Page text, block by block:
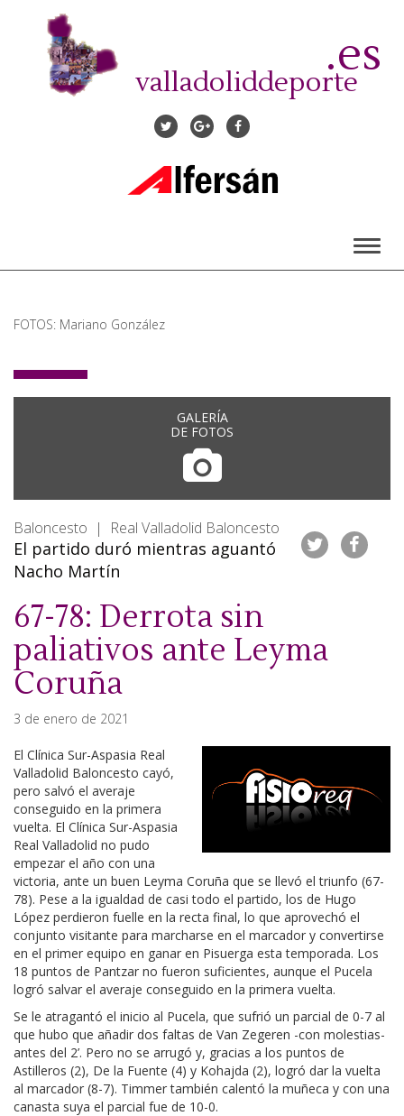
contenido
valladoliddeporte
.es
FOTOS: Mariano González
GALERÍA
DE FOTOS
Baloncesto | Real Valladolid Baloncesto
El partido duró mientras aguantó
Nacho Martín
67-78: Derrota sin
paliativos ante Leyma
Coruña
3 de enero de 2021
El Clínica Sur-Aspasia Real
Valladolid Baloncesto cayó,
pero salvó el averaje
conseguido en la primera
vuelta. El Clínica Sur-Aspasia
Real Valladolid no pudo
empezar el año con una
victoria, ante un buen Leyma Coruña que se llevó el triunfo (67-
78). Pese a la igualdad de casi todo el partido, los de Hugo
López perdieron fuelle en la recta final, lo que aprovechó el
conjunto visitante para marcharse en el marcador y convertirse
en el primer equipo en ganar en Pisuerga esta temporada. Los
18 puntos de Pantzar no fueron suficientes, aunque el Pucela
logró salvar el averaje conseguido en la primera vuelta.
Se le atragantó el inicio al Pucela, que sufrió un parcial de 0-7 al
que hubo que añadir dos faltas de Van Zegeren -con molestias-
antes del 2’. Pero no se arrugó y, gracias a los puntos de
Astilleros (2), De la Fuente (4) y Kohajda (2), logró dar la vuelta
al marcador (8-7). Timmer también calentó la muñeca y con una
canasta suya el parcial fue de 10-0.